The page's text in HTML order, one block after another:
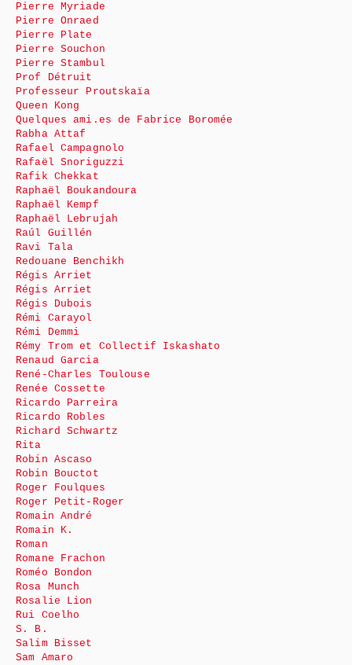
Pierre Myriade
Pierre Onraed
Pierre Plate
Pierre Souchon
Pierre Stambul
Prof Détruit
Professeur Proutskaïa
Queen Kong
Quelques ami.es de Fabrice Boromée
Rabha Attaf
Rafael Campagnolo
Rafaël Snoriguzzi
Rafik Chekkat
Raphaël Boukandoura
Raphaël Kempf
Raphaël Lebrujah
Raúl Guillén
Ravi Tala
Redouane Benchikh
Régis Arriet
Régis Arriet
Régis Dubois
Rémi Carayol
Rémi Demmi
Rémy Trom et Collectif Iskashato
Renaud Garcia
René-Charles Toulouse
Renée Cossette
Ricardo Parreira
Ricardo Robles
Richard Schwartz
Rita
Robin Ascaso
Robin Bouctot
Roger Foulques
Roger Petit-Roger
Romain André
Romain K.
Roman
Romane Frachon
Roméo Bondon
Rosa Munch
Rosalie Lion
Rui Coelho
S. B.
Salim Bisset
Sam Amaro